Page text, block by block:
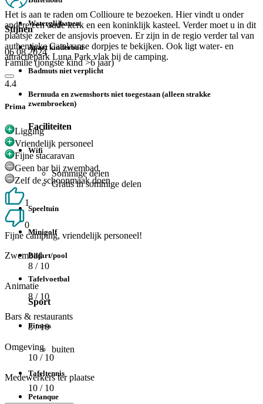
Het is aan te raden om Collioure te bezoeken. Hier vindt u onder
andere een oude kerk en een koninklijk kasteel. Verder moet u in dit
plaatsje zeker de ansjovis proeven. Er zijn in de regio verder tal van
authentieke Catalaanse dorpjes te bekijken. Ook ligt water- en
attractiepark Luna Park vlak bij de camping.
Waterglijbanen
Apart kinderbad
Badmuts niet verplicht
Bermuda en zwemshorts niet toegestaan (alleen strakke
zwembroeken)
Faciliteiten
Wifi
Sommige delen
Gratis in sommige delen
Speeltuin
Minigolf
Biljart/pool
Tafelvoetbal
Sport
Fitness
buiten
Tafeltennis
Petanque
Stijnen
06 08 2024
Familie (jongste kind >6 jaar)
4.4
Prima
Ligging
Vriendelijk personeel
Fijne stacaravan
Geen bar bij zwembad
Zelf de schoonmaak doen
1
0
Fijne camping, vriendelijk personeel!
Zwembad
8 / 10
Animatie
8 / 10
Bars & restaurants
8/ 10
Omgeving
10 / 10
Medewerkers ter plaatse
10 / 10